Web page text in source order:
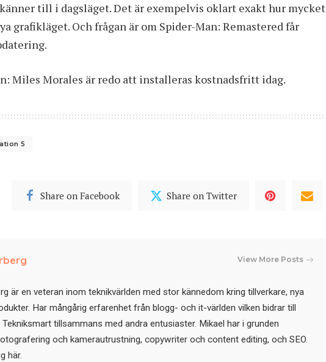
till i dagsläget. Det är exempelvis oklart exakt hur mycket
grafikläget. Och frågan är om Spider-Man: Remastered får
Miles Morales är redo att installeras kostnadsfritt idag.
5
Share on Facebook Share on Twitter
View More Posts
är en veteran inom teknikvärlden med stor kännedom kring tillverkare, nya
Har mångårig erfarenhet från blogg- och it-världen vilken bidrar till
tillsammans med andra entusiaster. Mikael har i grunden
och kamerautrustning, copywriter och content editing, och SEO.
här.